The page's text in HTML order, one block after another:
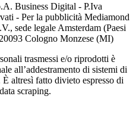
Business Digital - P.Iva
- Per la pubblicità Mediamond
sede legale Amsterdam (Paesi
Cologno Monzese (MI)
trasmessi e/o riprodotti è
all’addestramento di sistemi di
altresì fatto divieto espresso di
scraping.